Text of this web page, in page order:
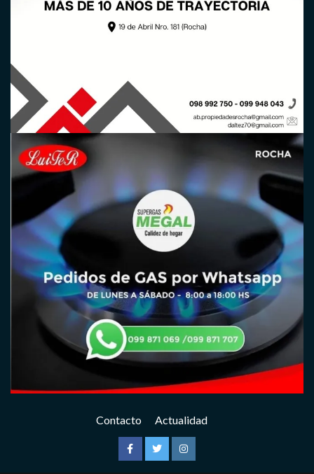
Contacto Actualidad
FacebookTwitterInstagram